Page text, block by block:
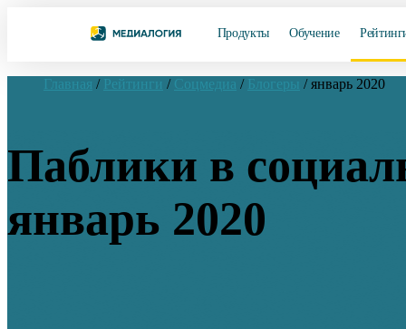
Продукты Обучение
Главная / Рейтинги / Соцмедиа / Блогеры / январь 2020
Паблики в
январь 2020